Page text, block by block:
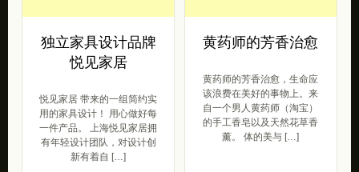
独立家具设计品牌
悦见家居
悦见家居 带来的一组简约实
用的家具设计！ 用心做好每
一件产品。 上海悦见家居拥
有年轻设计团队，对设计创
新有着自 […]
黄药师的芳香治愈
黄药师的芳香治愈，生命应
该浪费在美好的事物上。来
自一个男人黄药师（淘宝）
的手工香皂以及天然花草香
薰。 体的美与 […]